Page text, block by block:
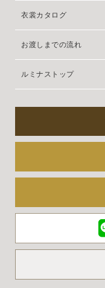
衣裳カタログ
お渡しまでの流れ
ルミナストップ